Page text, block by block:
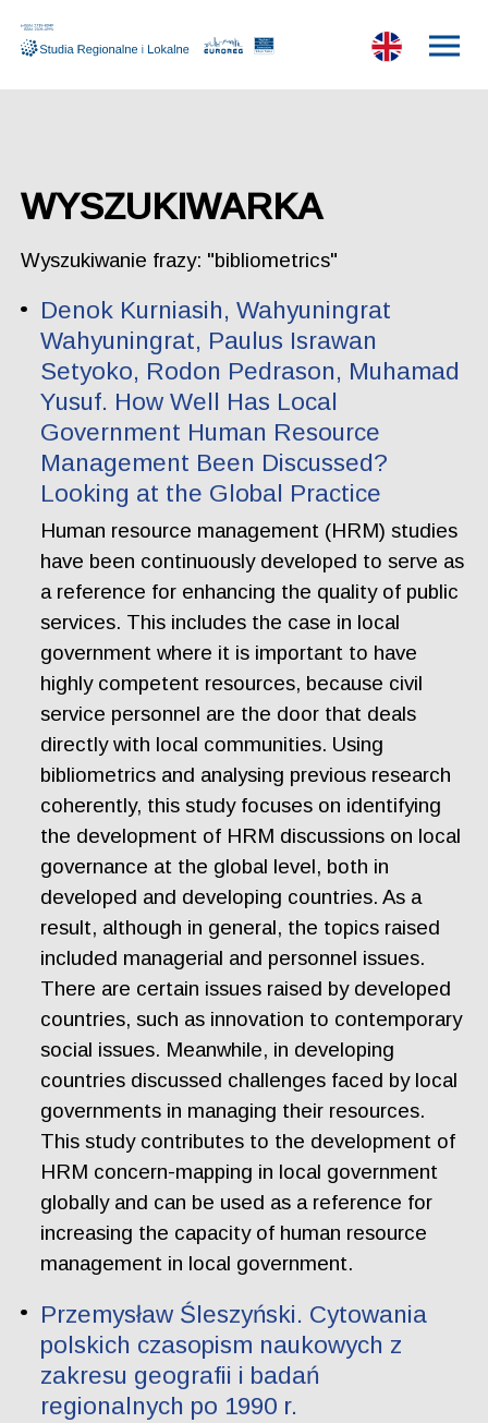
WYSZUKIWARKA
Wyszukiwanie frazy: "bibliometrics"
Denok Kurniasih, Wahyuningrat
Wahyuningrat, Paulus Israwan
Setyoko, Rodon Pedrason, Muhamad
Yusuf. How Well Has Local
Government Human Resource
Management Been Discussed?
Looking at the Global Practice
Human resource management (HRM) studies
have been continuously developed to serve as
a reference for enhancing the quality of public
services. This includes the case in local
government where it is important to have
highly competent resources, because civil
service personnel are the door that deals
directly with local communities. Using
bibliometrics and analysing previous research
coherently, this study focuses on identifying
the development of HRM discussions on local
governance at the global level, both in
developed and developing countries. As a
result, although in general, the topics raised
included managerial and personnel issues.
There are certain issues raised by developed
countries, such as innovation to contemporary
social issues. Meanwhile, in developing
countries discussed challenges faced by local
governments in managing their resources.
This study contributes to the development of
HRM concern-mapping in local government
globally and can be used as a reference for
increasing the capacity of human resource
management in local government.
Przemysław Śleszyński. Cytowania
polskich czasopism naukowych z
zakresu geografii i badań
regionalnych po 1990 r.